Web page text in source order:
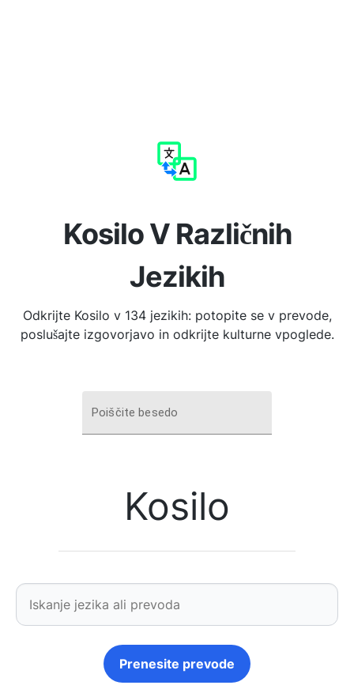
Kosilo V Različnih
Jezikih
Odkrijte Kosilo v 134 jezikih: potopite se v prevode,
poslušajte izgovorjavo in odkrijte kulturne vpoglede.
Poiščite besedo
Kosilo
Prenesite prevode